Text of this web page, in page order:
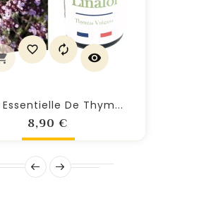
Essentielle De Thym...
8,90 €